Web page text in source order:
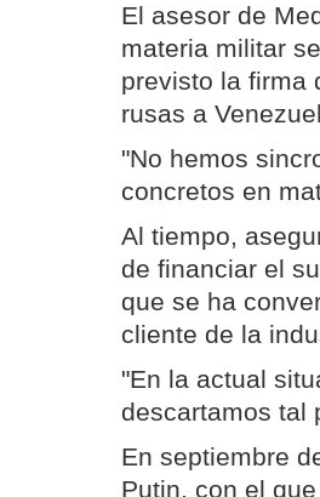
El asesor de
materia militar
previsto la firma
rusas a
"No hemos
concretos en
Al tiempo,
de financiar el
que se ha
cliente de la
"En la actual
descartamos tal
En septiembre
Putin, con el